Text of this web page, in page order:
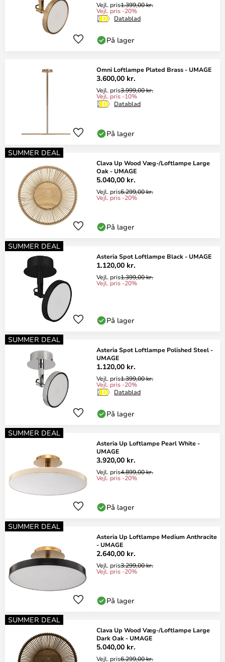
Vejl. pris1.399,00 kr.
Vejl. pris -20%
Datablad
På lager
Omni Loftlampe Plated Brass - UMAGE
3.600,00 kr.
Vejl. pris3.999,00 kr.
Vejl. pris -10%
Datablad
På lager
SUMMER DEAL
Clava Up Wood Væg-/Loftlampe Large
Oak - UMAGE
5.040,00 kr.
Vejl. pris6.299,00 kr.
Vejl. pris -20%
På lager
SUMMER DEAL
Asteria Spot Loftlampe Black - UMAGE
1.120,00 kr.
Vejl. pris1.399,00 kr.
Vejl. pris -20%
På lager
SUMMER DEAL
Asteria Spot Loftlampe Polished Steel -
UMAGE
1.120,00 kr.
Vejl. pris1.399,00 kr.
Vejl. pris -20%
Datablad
På lager
SUMMER DEAL
Asteria Up Loftlampe Pearl White -
UMAGE
3.920,00 kr.
Vejl. pris4.899,00 kr.
Vejl. pris -20%
På lager
SUMMER DEAL
Asteria Up Loftlampe Medium Anthracite
- UMAGE
2.640,00 kr.
Vejl. pris3.299,00 kr.
Vejl. pris -20%
På lager
SUMMER DEAL
Clava Up Wood Væg-/Loftlampe Large
Dark Oak - UMAGE
5.040,00 kr.
Vejl. pris6.299,00 kr.